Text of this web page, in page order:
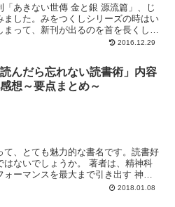
あきない世傳 金と銀 源流篇」、じ
ました。みをつくしシリーズの時はい
って、新刊が出るのを首を長くして
おりました。面白すぎるの...2016.12.29
読んだら忘れない読書術」内容
想～要点まとめ～
て、とても魅力的な書名です。読書好
はないでしょうか。 著者は、精神科
ーマンスを最大まで引き出す 神・
力は2倍になる 仕事の精度...2018.01.08